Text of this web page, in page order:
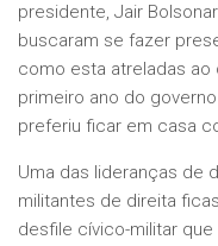
presidente, Jair
buscaram se fazer
como esta atreladas
primeiro ano do
preferiu ficar em casa
Uma das lideranças de
militantes de direita
desfile cívico-militar